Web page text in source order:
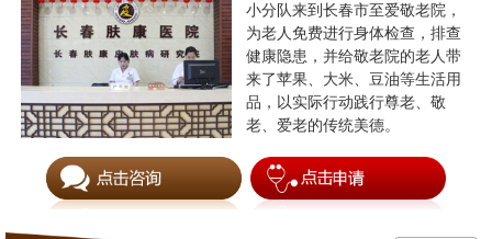
小分队来到长春市至爱敬老院，
为老人免费进行身体检查，排查
健康隐患，并给敬老院的老人带
来了苹果、大米、豆油等生活用
品，以实际行动践行尊老、敬
老、爱老的传统美德。